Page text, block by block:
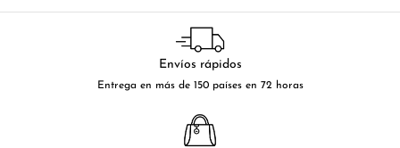
Envíos rápidos
Entrega en más de 150 países en 72 horas